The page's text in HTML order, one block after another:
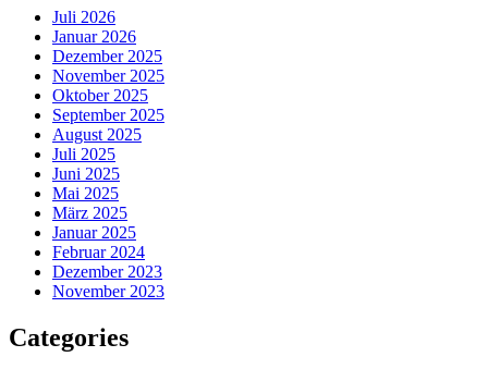
Juli 2026
Januar 2026
Dezember 2025
November 2025
Oktober 2025
September 2025
August 2025
Juli 2025
Juni 2025
Mai 2025
März 2025
Januar 2025
Februar 2024
Dezember 2023
November 2023
Categories